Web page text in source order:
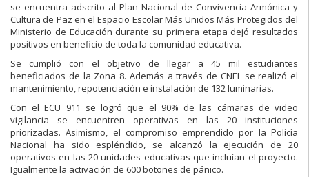
se encuentra adscrito al Plan Nacional de Convivencia Armónica y
Cultura de Paz en el Espacio Escolar Más Unidos Más Protegidos del
Ministerio de Educación durante su primera etapa dejó resultados
positivos en beneficio de toda la comunidad educativa.
Se cumplió con el objetivo de llegar a 45 mil estudiantes
beneficiados de la Zona 8. Además a través de CNEL se realizó el
mantenimiento, repotenciación e instalación de 132 luminarias.
Con el ECU 911 se logró que el 90% de las cámaras de video
vigilancia se encuentren operativas en las 20 instituciones
priorizadas. Asimismo, el compromiso emprendido por la Policía
Nacional ha sido espléndido, se alcanzó la ejecución de 20
operativos en las 20 unidades educativas que incluían el proyecto.
Igualmente la activación de 600 botones de pánico.